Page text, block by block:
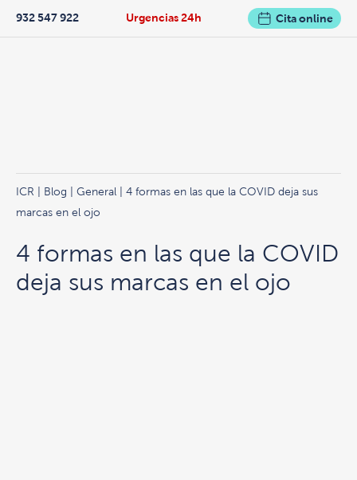
Urgencias 24h
932 547 922 Cita online
ICR Blog General | 4 formas en las que la COVID deja sus
marcas en el ojo
4 formas en las que la COVID
deja sus marcas en el ojo